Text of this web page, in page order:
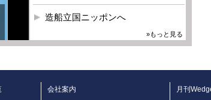
造船立国ニッポンへ
»もっと見る
会社案内
月刊